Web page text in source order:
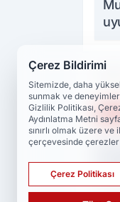
Çerez Bildirimi
Sitemizde, daha
sunmak ve
Gizlilik Politikası,
Aydınlatma Metni
sınırlı olmak üzere
çerçevesinde çerezler
Çerez Politikası